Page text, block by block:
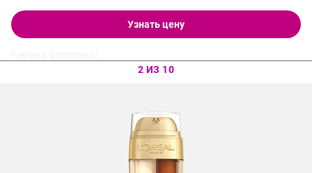
Узнать цену
2 ИЗ 10